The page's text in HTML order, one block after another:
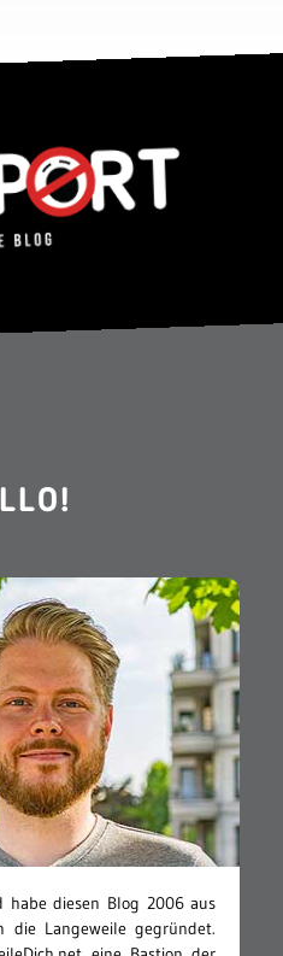
habe diesen Blog 2006 aus
die Langeweile gegründet.